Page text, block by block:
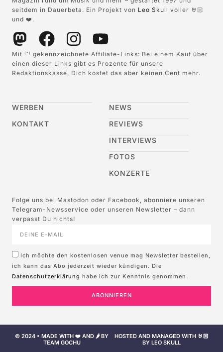
seitdem in Dauerbeta. Ein Projekt von Leo Skull voller 🤘🏻
und ❤️.
Mit (*)
gekennzeichnete Affiliate-Links: Bei einem Kauf über
einen dieser Links gibt es Prozente für unsere
Redaktionskasse, Dich kostet das aber keinen Cent mehr.
WERBEN
KONTAKT
NEWS
REVIEWS
INTERVIEWS
FOTOS
KONZERTE
Folge uns bei Mastodon oder Facebook, abonniere unseren
Telegram-Newsservice oder unseren Newsletter – dann
verpasst Du nichts!
Ich möchte den kostenlosen venue mag Newsletter bestellen,
ich kann das Abo jederzeit wieder kündigen. Die
Datenschutzerklärung habe ich zur Kenntnis genommen.
ABONNIEREN
© 2024 • MADE WITH ❤️ AND 🌶️ BY
TEAM GOCHU
HOSTED AND MANAGED WITH 🤘🏻
BY LEO SKULL